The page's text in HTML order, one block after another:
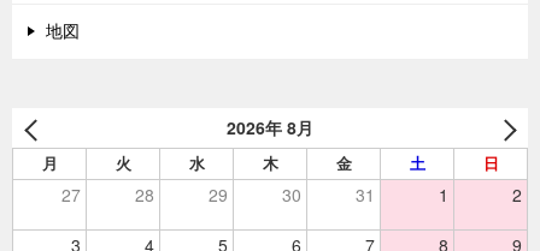
地図
2026年 8月
月 火 水 木 金 土 日
27 28 29 30 31 1 2
3 4 5 6 7 8 9